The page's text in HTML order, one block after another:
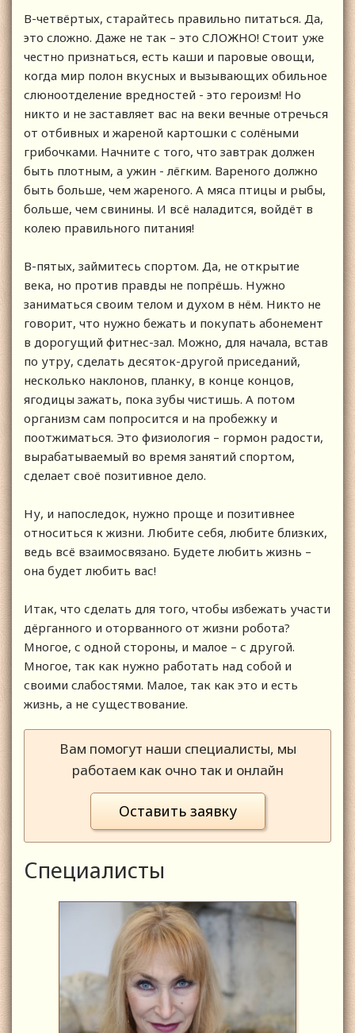
В-четвёртых, старайтесь правильно питаться. Да,
это сложно. Даже не так – это СЛОЖНО! Стоит уже
честно признаться, есть каши и паровые овощи,
когда мир полон вкусных и вызывающих обильное
слюноотделение вредностей - это героизм! Но
никто и не заставляет вас на веки вечные отречься
от отбивных и жареной картошки с солёными
грибочками. Начните с того, что завтрак должен
быть плотным, а ужин - лёгким. Вареного должно
быть больше, чем жареного. А мяса птицы и рыбы,
больше, чем свинины. И всё наладится, войдёт в
колею правильного питания!
В-пятых, займитесь спортом. Да, не открытие
века, но против правды не попрёшь. Нужно
заниматься своим телом и духом в нём. Никто не
говорит, что нужно бежать и покупать абонемент
в дорогущий фитнес-зал. Можно, для начала, встав
по утру, сделать десяток-другой приседаний,
несколько наклонов, планку, в конце концов,
ягодицы зажать, пока зубы чистишь. А потом
организм сам попросится и на пробежку и
поотжиматься. Это физиология – гормон радости,
вырабатываемый во время занятий спортом,
сделает своё позитивное дело.
Ну, и напоследок, нужно проще и позитивнее
относиться к жизни. Любите себя, любите близких,
ведь всё взаимосвязано. Будете любить жизнь –
она будет любить вас!
Итак, что сделать для того, чтобы избежать участи
дёрганного и оторванного от жизни робота?
Многое, с одной стороны, и малое – с другой.
Многое, так как нужно работать над собой и
своими слабостями. Малое, так как это и есть
жизнь, а не существование.
Вам помогут наши специалисты, мы
работаем как очно так и онлайн
Оставить заявку
Специалисты